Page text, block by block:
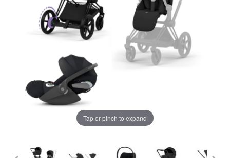
LA PLIMBARE
CAMERA COPILULUI
JUCARII
MARSUPII BEBELUSI
LEAGANE COPII
Tap or pinch to expand
Chrome cu detalii negre